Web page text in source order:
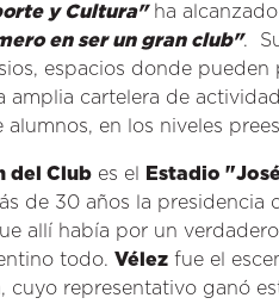
y Cultura"ha
en ser un gran club".
espacios donde
amplia cartelera de
alumnos, en los niveles
del Club es el Estadio
de 30 años la presidencia
allí había por un
todo. Vélez fue el
, cuyo representativo ganó